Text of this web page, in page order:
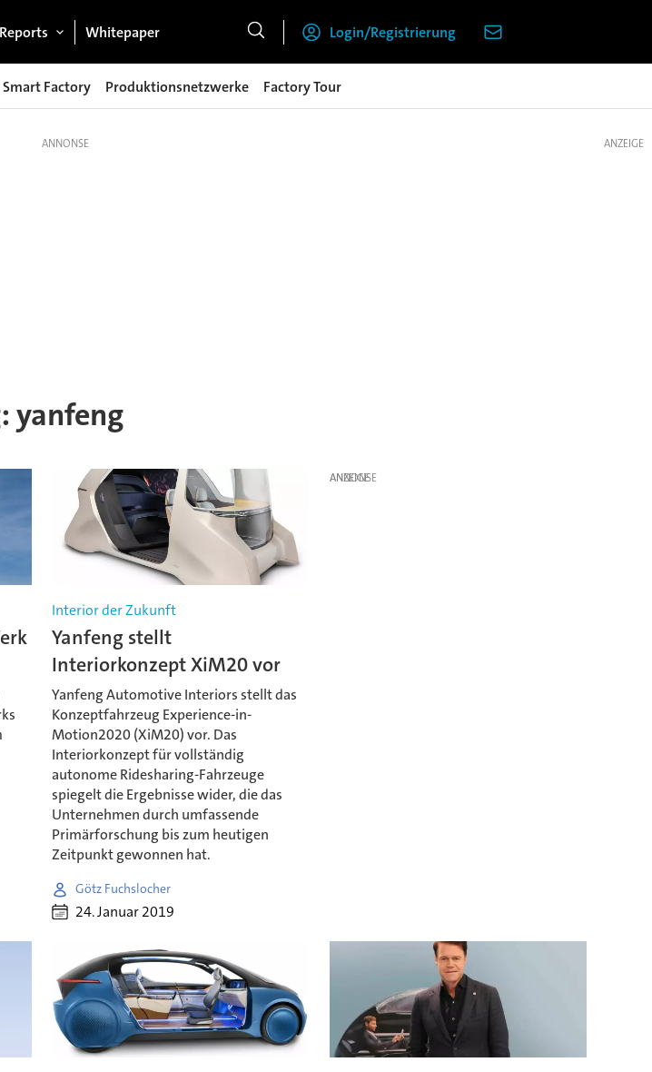
Reports Whitepaper Login/Registrierung
Smart Factory Produktionsnetzwerke Factory Tour
yanfeng
Interior der Zukunft
Yanfeng stellt
Interiorkonzept XiM20 vor
Yanfeng Automotive Interiors stellt das
Konzeptfahrzeug Experience-in-
Motion2020 (XiM20) vor. Das
Interiorkonzept für vollständig
autonome Ridesharing-Fahrzeuge
spiegelt die Ergebnisse wider, die das
Unternehmen durch umfassende
Primärforschung bis zum heutigen
Zeitpunkt gewonnen hat.
Götz Fuchslocher
24. Januar 2019
ANZEIGE
ANZEIGE